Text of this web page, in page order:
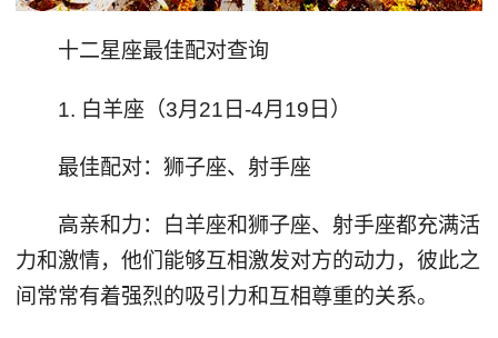
十二星座最佳配对查询
1. 白羊座（3月21日-4月19日）
最佳配对：狮子座、射手座
高亲和力：白羊座和狮子座、射手座都充满活
力和激情，他们能够互相激发对方的动力，彼此之
间常常有着强烈的吸引力和互相尊重的关系。